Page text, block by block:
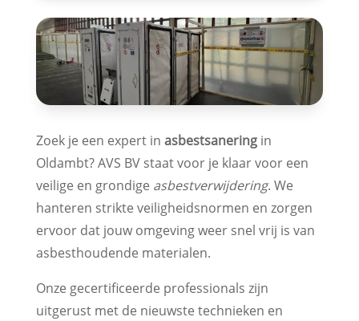
Zoek je een expert in asbestsaneringin
Oldambt? AVS BV staat voor je klaar voor een
veilige en grondige asbestverwijdering. We
hanteren strikte veiligheidsnormen en zorgen
ervoor dat jouw omgeving weer snel vrij is van
asbesthoudende materialen.
Onze gecertificeerde professionals zijn
uitgerust met de nieuwste technieken en